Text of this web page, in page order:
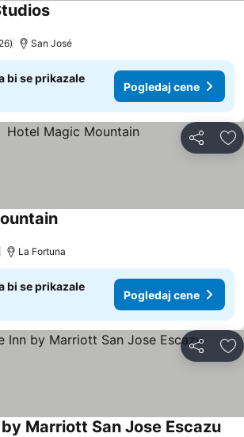
San José
bi se prikazale
Pogledaj cene
Deli
La Fortuna
bi se prikazale
Pogledaj cene
Deli
Marriott San Jose Escazu